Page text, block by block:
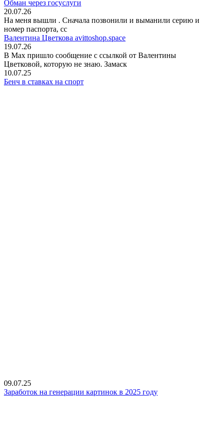
Обман через госуслуги
20.07.26
На меня вышли . Сначала позвонили и выманили серию и
номер паспорта, сс
Валентина Цветкова avittoshop.space
19.07.26
В Мах пришло сообщение с ссылкой от Валентины
Цветковой, которую не знаю. Замаск
10.07.25
Бенч в ставках на спорт
09.07.25
Заработок на генерации картинок в 2025 году